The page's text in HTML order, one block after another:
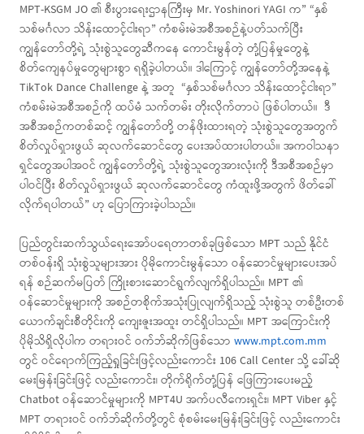
MPT-KSGM JO ၏ စီးပွားရေးဌာနကြီးမှ Mr. Yoshinori YAGI က” “နှစ်
သစ်မင်္ဂလာ သိန်းထောင့်ငါးရာ” ကံစမ်းမဲအစီအစဉ်နဲ့ပတ်သက်ပြီး
ကျွန်တော်တို့ရဲ့ သုံးစွဲသူတွေဆီကနေ ကောင်းမွန်တဲ့ တုံ့ပြန်မှုတွေနဲ့
စိတ်ကျေနပ်မှုတွေများစွာ ရရှိခဲ့ပါတယ်။ ဒါကြောင့် ကျွန်တော်တို့အနေနဲ့
TikTok Dance Challenge နဲ့ အတူ “နှစ်သစ်မင်္ဂလာ သိန်းထောင့်ငါးရာ”
ကံစမ်းမဲအစီအစဉ်ကို ထပ်မံ သက်တမ်း တိုးလိုက်တာပဲ ဖြစ်ပါတယ်။ ဒီ
အစီအစဉ်ကတစ်ဆင့် ကျွန်တော်တို့ တန်ဖိုးထားရတဲ့ သုံးစွဲသူတွေအတွက်
စိတ်လှုပ်ရှားဖွယ် ဆုလက်ဆောင်တွေ ပေးအပ်ထားပါတယ်။ အကဝါသနာ
ရှင်တွေအပါအဝင် ကျွန်တော်တို့ရဲ့ သုံးစွဲသူတွေအားလုံးကို ဒီအစီအစဉ်မှာ
ပါဝင်ပြီး စိတ်လှုပ်ရှားဖွယ် ဆုလက်ဆောင်တွေ ကံထူးဖို့အတွက် ဖိတ်ခေါ်
လိုက်ရပါတယ်” ဟု ပြောကြားခဲ့ပါသည်။
ပြည်တွင်းဆက်သွယ်ရေးအော်ပရေတာတစ်ခုဖြစ်သော MPT သည် နိုင်ငံ
တစ်ဝန်းရှိ သုံးစွဲသူများအား ပိုမိုကောင်းမွန်သော ဝန်ဆောင်မှုများပေးအပ်
ရန် စဉ်ဆက်မပြတ် ကြိုးစားဆောင်ရွက်လျက်ရှိပါသည်။ MPT ၏
ဝန်ဆောင်မှုများကို အစဉ်တစိုက်အသုံးပြုလျက်ရှိသည့် သုံးစွဲသူ တစ်ဦးတစ်
ယောက်ချင်းစီတိုင်းကို ကျေးဇူးအထူး တင်ရှိပါသည်။ MPT အကြောင်းကို
ပိုမိုသိရှိလိုပါက တရားဝင် ဝက်ဘ်ဆိုက်ဖြစ်သော www.mpt.com.mm
တွင် ဝင်ရောက်ကြည့်ရှုခြင်းဖြင့်လည်းကောင်း 106 Call Center သို့ ခေါ်ဆို
မေးမြန်းခြင်းဖြင့် လည်းကောင်း၊ တိုက်ရိုက်တုံ့ပြန် ဖြေကြားပေးမည့်
Chatbot ဝန်ဆောင်မှုများကို MPT4U အက်ပလီကေးရှင်း၊ MPT Viber နှင့်
MPT တရားဝင် ဝက်ဘ်ဆိုက်တို့တွင် စုံစမ်းမေးမြန်းခြင်းဖြင့် လည်းကောင်း